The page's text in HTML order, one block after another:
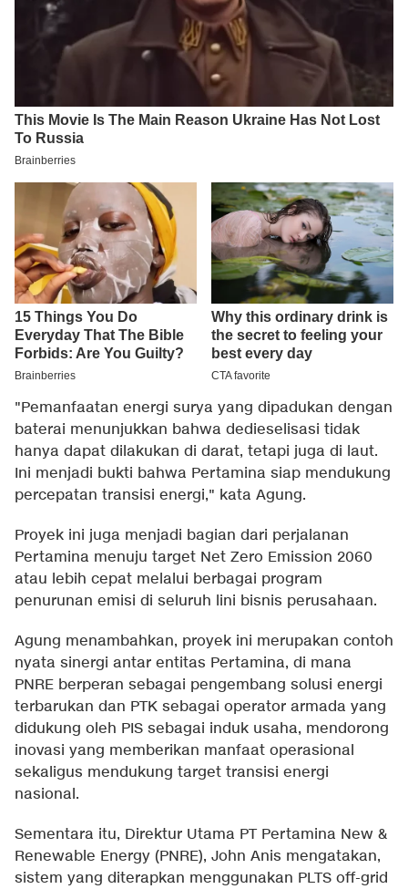
"Pemanfaatan energi surya yang dipadukan dengan
baterai menunjukkan bahwa dedieselisasi tidak
hanya dapat dilakukan di darat, tetapi juga di laut.
Ini menjadi bukti bahwa Pertamina siap mendukung
percepatan transisi energi," kata Agung.
Proyek ini juga menjadi bagian dari perjalanan
Pertamina menuju target Net Zero Emission 2060
atau lebih cepat melalui berbagai program
penurunan emisi di seluruh lini bisnis perusahaan.
Agung menambahkan, proyek ini merupakan contoh
nyata sinergi antar entitas Pertamina, di mana
PNRE berperan sebagai pengembang solusi energi
terbarukan dan PTK sebagai operator armada yang
didukung oleh PIS sebagai induk usaha, mendorong
inovasi yang memberikan manfaat operasional
sekaligus mendukung target transisi energi
nasional.
Sementara itu, Direktur Utama PT Pertamina New &
Renewable Energy (PNRE), John Anis mengatakan,
sistem yang diterapkan menggunakan PLTS off-grid